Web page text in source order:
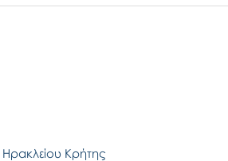
Κρήτης